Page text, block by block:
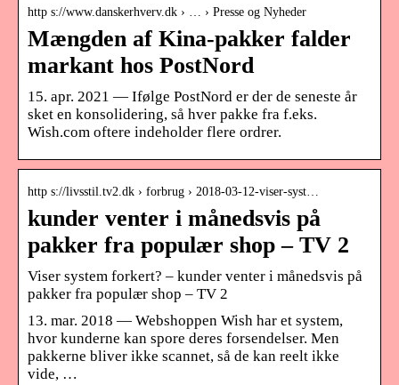
http s://www.danskerhverv.dk › … › Presse og Nyheder
Mængden af Kina-pakker falder
markant hos PostNord
15. apr. 2021 — Ifølge PostNord er der de seneste år
sket en konsolidering, så hver pakke fra f.eks.
Wish.com oftere indeholder flere ordrer.
http s://livsstil.tv2.dk › forbrug › 2018-03-12-viser-syst…
kunder venter i månedsvis på
pakker fra populær shop – TV 2
Viser system forkert? – kunder venter i månedsvis på
pakker fra populær shop – TV 2
13. mar. 2018 — Webshoppen Wish har et system,
hvor kunderne kan spore deres forsendelser. Men
pakkerne bliver ikke scannet, så de kan reelt ikke
vide, …